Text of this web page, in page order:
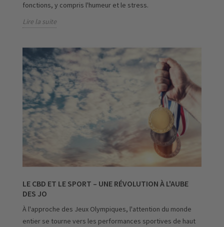
fonctions, y compris l'humeur et le stress.
Lire la suite
LE CBD ET LE SPORT – UNE RÉVOLUTION À L'AUBE
DES JO
À l'approche des Jeux Olympiques, l'attention du monde
entier se tourne vers les performances sportives de haut